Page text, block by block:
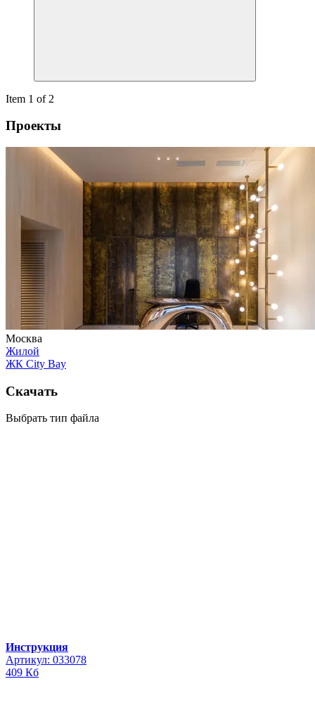
Item 1 of 2
Проекты
Москва
Жилой
ЖК City Bay
Скачать
Выбрать тип файла
Инструкция
Артикул: 033078
409 Кб